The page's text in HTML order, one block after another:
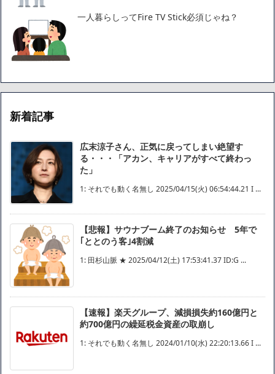
一人暮らしってFire TV Stick必須じゃね？
新着記事
広末涼子さん、正気に戻ってしまい絶望す
る・・・「アカン、キャリアがすべて終わっ
た」
1: それでも動く名無し 2025/04/15(火) 06:54:44.21 I ...
【悲報】サウナブーム終了のお知らせ 5年で
｢ととのう客｣4割減
1: 田杉山脈 ★ 2025/04/12(土) 17:53:41.37 ID:G ...
【速報】楽天グループ、減損損失約160億円と
約700億円の繰延税金資産の取崩し
1: それでも動く名無し 2024/01/10(水) 22:20:13.66 I ...